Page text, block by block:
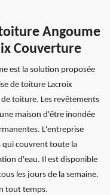
Angoume
Couverture
est la solution proposée
de toiture Lacroix
toiture. Les revêtements
maison d'être inondée
L'entreprise
qui couvrent toute la
d'eau. Il est disponible
les jours de la semaine.
tout temps.